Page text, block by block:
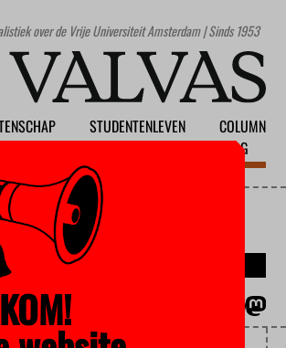
over de Vrije Universiteit Amsterdam | Sinds 1953
STUDENTENLEVEN
COLUMN
BLOG